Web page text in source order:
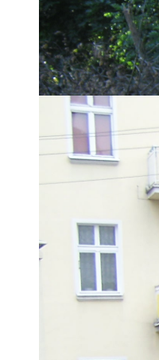
Dodatkowo na
wpłat na
Regulamin